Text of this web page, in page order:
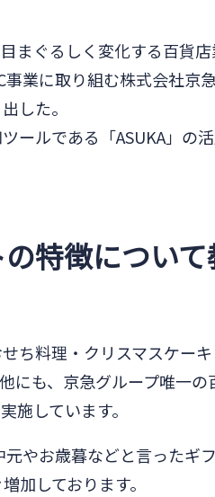
まぐるしく変化する百貨店
業に取り組む株式会社京
した。
ールである「ASUKA」の
特徴につい
ち料理・クリスマスケー
にも、京急グループ唯一
施しています。
やお歳暮などと言ったギ
加しております。